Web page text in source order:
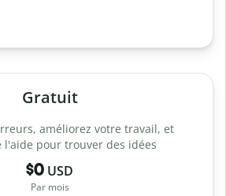
Gratuit
améliorez votre travail, et
l'aide pour trouver des idées
$0 USD
Par mois